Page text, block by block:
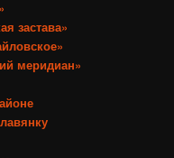
застава»
меридиан»